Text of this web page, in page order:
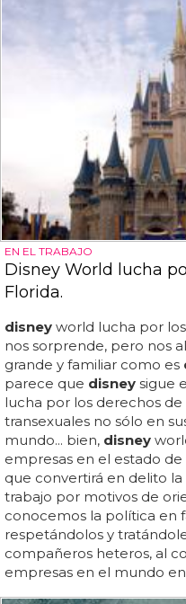
EN EL TRABAJO
Disney World lucha
Florida.
disney world lucha por
nos sorprende, pero nos
grande y familiar como es
parece que disney sigue
lucha por los derechos
transexuales no sólo en
mundo... bien, disney
empresas en el estado
que convertirá en delito
trabajo por motivos de
conocemos la política en
respetándolos y
compañeros heteros, al
empresas en el mundo